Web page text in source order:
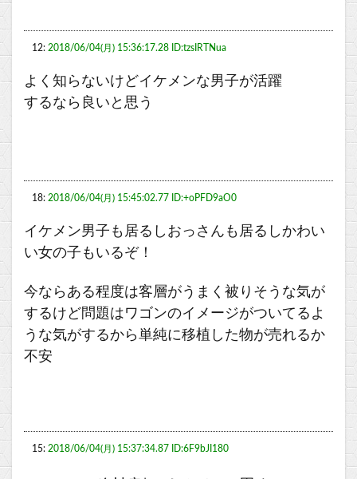
12: 2018/06/04(月) 15:36:17.28 ID:tzsIRTNua
よく知らないけどイケメンな男子が活躍
するなら良いと思う
18: 2018/06/04(月) 15:45:02.77 ID:+oPFD9aO0
イケメン男子も居るしおっさんも居るしかわい
い女の子もいるぞ！
今ならある程度は客層がうまく被りそうな気が
するけど問題はワゴンのイメージがついてるよ
うな気がするから単純に移植した物が売れるか
不安
15: 2018/06/04(月) 15:37:34.87 ID:6F9bJI180